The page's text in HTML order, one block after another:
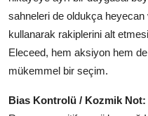
sahneleri de oldukça heyecan
kullanarak rakiplerini alt
Eleceed, hem aksiyon hem
mükemmel bir seçim.
Bias Kontrolü / Kozmik Not: